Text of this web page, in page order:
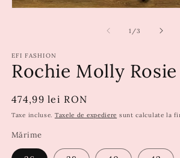
1 /din
3
EFI FASHION
Rochie Molly Rosie
Preț
obișnuit
474,99 lei RON
Taxe incluse. Taxele de expediere sunt calculate la
Mărime